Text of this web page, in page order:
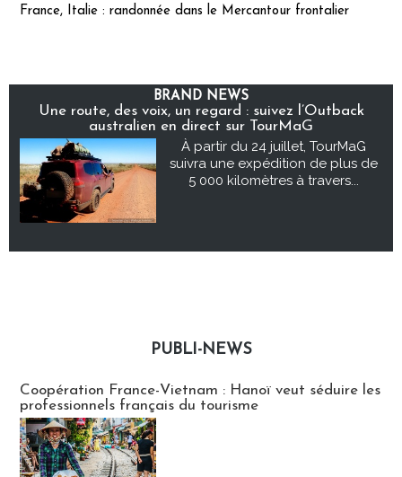
France, Italie : randonnée dans le Mercantour frontalier
BRAND NEWS
Une route, des voix, un regard : suivez l’Outback
australien en direct sur TourMaG
À partir du 24 juillet, TourMaG
suivra une expédition de plus de
5 000 kilomètres à travers...
PUBLI-NEWS
Coopération France-Vietnam : Hanoï veut séduire les
professionnels français du tourisme